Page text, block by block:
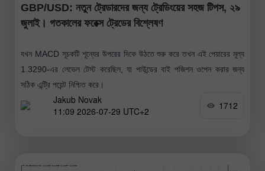
GBP/USD: নতুন ট্রেডারদের জন্য ট্রেডিংয়ের সহজ টিপস, ২৯
জুলাই। গতকালের ফরেক্স ট্রেডের বিশ্লেষণ
যখন MACD সূচকটি শূন্যের উপরের দিকে উঠতে শুরু করে তখন এই পেয়ারের মূল্য
1.3290-এর লেভেল টেস্ট করেছিল, যা পাউন্ডের বাই পজিশন ওপেন করার জন্য
সঠিক এন্ট্রি পয়েন্ট নিশ্চিত করে।
Jakub Novak
11:09 2026-07-29 UTC+2
1712